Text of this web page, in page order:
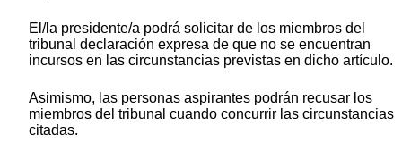
El/la presidente/a podrá solicitar de los miembros del
tribunal declaración expresa de que no se encuentran
incursos en las circunstancias previstas en dicho artículo.
Asimismo, las personas aspirantes podrán recusar los
miembros del tribunal cuando concurrir las circunstancias
citadas.